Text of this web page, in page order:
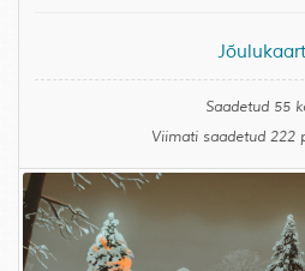
Saadetud 55
Viimati saadetud 222